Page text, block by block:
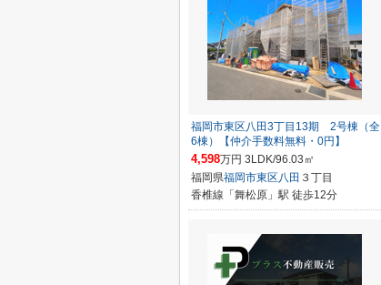
福岡市東区八田3丁目13期 2号棟（全
6棟）【仲介手数料無料・0円】
4,598万円 3LDK/96.03㎡
福岡県福岡市東区八田 ３丁目
香椎線「舞松原」駅 徒歩12分